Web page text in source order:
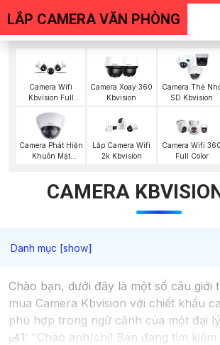
LẮP CAMERA VĂN PHÒNG
Camera Wifi
Kbvision Full
Camera Xoay 360
Kbvision
Camera Thẻ
SD Kbvision
Camera Phát Hiện
Khuôn Mặt
Lắp Camera Wifi
2k Kbvision
Camera Wifi 360
Full Color
CAMERA
Chào bạn, dưới đây là một số câu giới
mua Camera Kbvision với chiết khấu
phù hợp trong ngữ cảnh của một đại
🛃1: "Chào anh/chị! Bạn đang tìm kiếm